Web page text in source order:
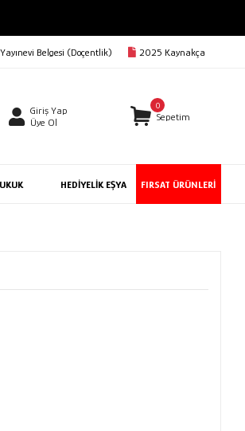
Belgesi (Doçentlik) 2025 Kaynakça
Giriş Yap
Üye Ol
0
Sepetim
HEDİYELİK EŞYA FIRSAT ÜRÜNLERİ